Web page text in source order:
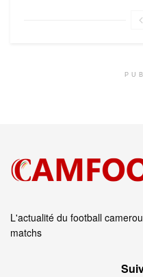
L'actualité du football
matchs